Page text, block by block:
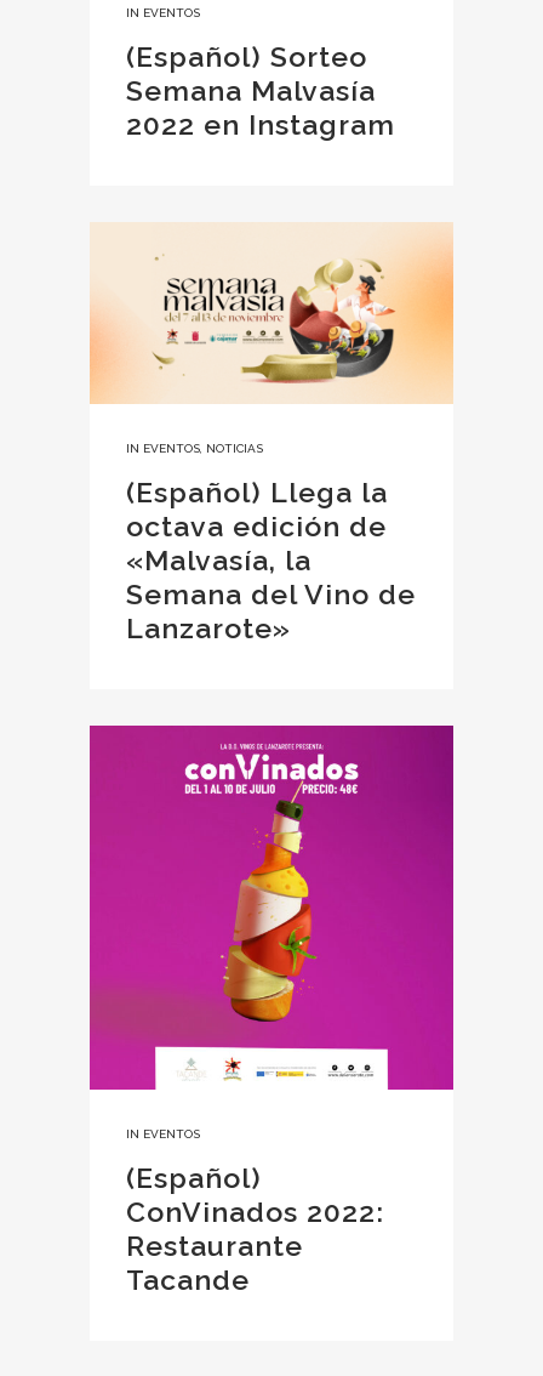
IN EVENTOS
(Español) Sorteo
Semana Malvasía
2022 en Instagram
IN EVENTOS NOTICIAS
(Español) Llega la
octava edición de
«Malvasía, la
Semana del Vino de
Lanzarote»
IN EVENTOS
(Español)
ConVinados 2022:
Restaurante
Tacande